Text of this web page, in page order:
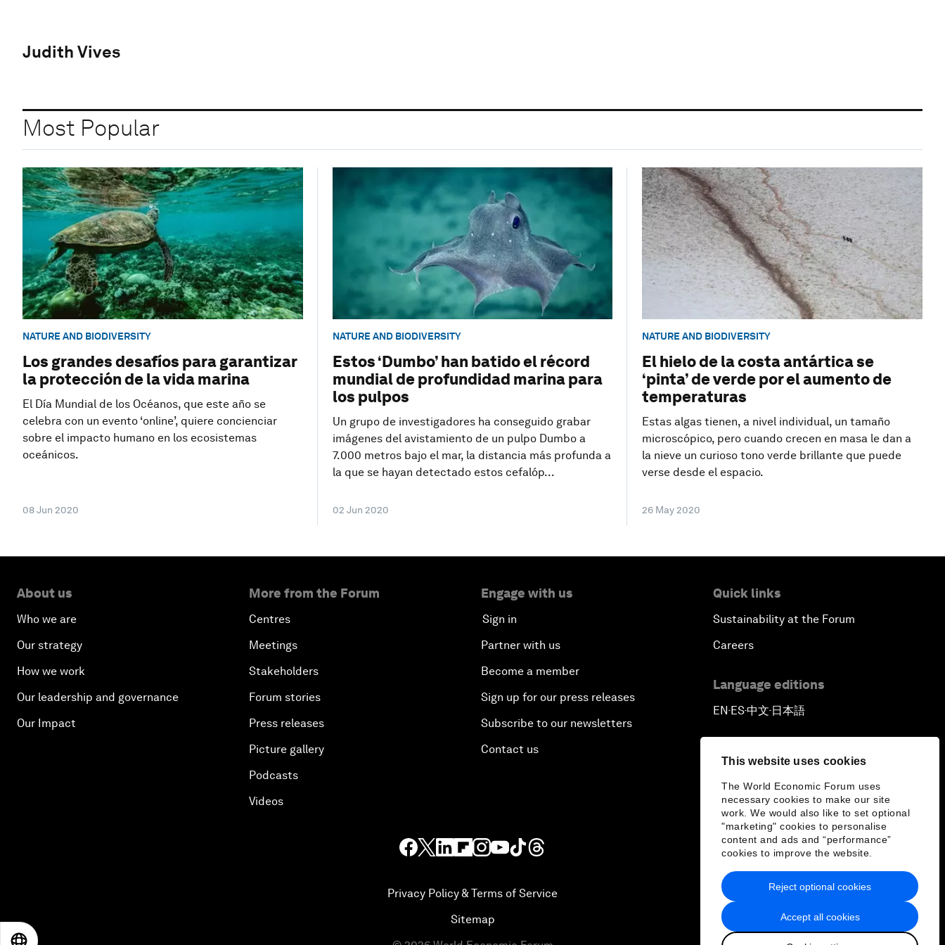
This website uses cookies
The World Economic Forum uses
necessary cookies to make our site
work. We would also like to set optional
"marketing" cookies to personalise
content and ads and “performance”
cookies to improve the website.
Accept all cookies
Reject optional cookies
Judith Vives
Most Popular
NATURE AND BIODIVERSITY
Los grandes desafíos para garantizar
la protección de la vida marina
El Día Mundial de los Océanos, que este año se
celebra con un evento ‘online’, quiere concienciar
sobre el impacto humano en los ecosistemas
oceánicos.
08 Jun 2020
NATURE AND BIODIVERSITY
Estos ‘Dumbo’ han batido el récord
mundial de profundidad marina para
los pulpos
Un grupo de investigadores ha conseguido grabar
imágenes del avistamiento de un pulpo Dumbo a
7.000 metros bajo el mar, la distancia más profunda a
la que se hayan detectado estos cefalóp...
02 Jun 2020
NATURE AND BIODIVERSITY
El hielo de la costa antártica se
‘pinta’ de verde por el aumento de
temperaturas
Estas algas tienen, a nivel individual, un tamaño
microscópico, pero cuando crecen en masa le dan a
la nieve un curioso tono verde brillante que puede
verse desde el espacio.
26 May 2020
About us
Who we are
Our strategy
How we work
Our leadership and governance
Our Impact
More from the Forum
Centres
Meetings
Stakeholders
Forum stories
Press releases
Picture gallery
Podcasts
Videos
Engage with us
Sign in
Partner with us
Become a member
Sign up for our press releases
Subscribe to our newsletters
Contact us
Quick links
Sustainability at the Forum
Careers
Language editions
EN ▪ ES▪中文▪ 日本語
Privacy Policy & Terms of Service
Sitemap